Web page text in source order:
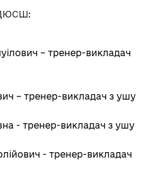
ДЮСШ:
– тренер-викладач
– тренер-викладач з ушу
- тренер-викладач з ушу
- тренер-викладач